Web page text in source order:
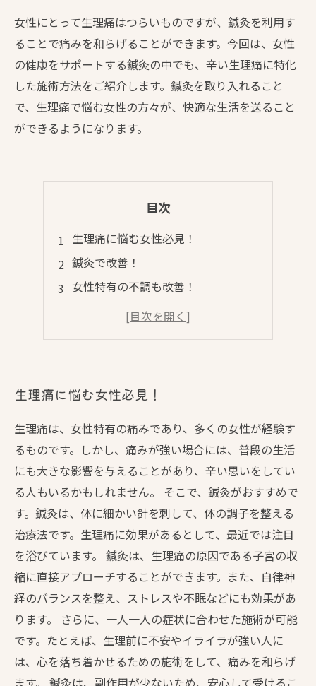
女性にとって生理痛はつらいものですが、鍼灸を利用す
ることで痛みを和らげることができます。今回は、女性
の健康をサポートする鍼灸の中でも、辛い生理痛に特化
した施術方法をご紹介します。鍼灸を取り入れること
で、生理痛で悩む女性の方々が、快適な生活を送ること
ができるようになります。
目次
生理痛に悩む女性必見！
鍼灸で改善！
女性特有の不調も改善！
生理痛だけじゃない！
生理痛に悩む女性必見！
生理痛は、女性特有の痛みであり、多くの女性が経験す
るものです。しかし、痛みが強い場合には、普段の生活
にも大きな影響を与えることがあり、辛い思いをしてい
る人もいるかもしれません。 そこで、鍼灸がおすすめで
す。鍼灸は、体に細かい針を刺して、体の調子を整える
治療法です。生理痛に効果があるとして、最近では注目
を浴びています。 鍼灸は、生理痛の原因である子宮の収
縮に直接アプローチすることができます。また、自律神
経のバランスを整え、ストレスや不眠などにも効果があ
ります。 さらに、一人一人の症状に合わせた施術が可能
です。たとえば、生理前に不安やイライラが強い人に
は、心を落ち着かせるための施術をして、痛みを和らげ
ます。 鍼灸は、副作用が少ないため、安心して受けるこ